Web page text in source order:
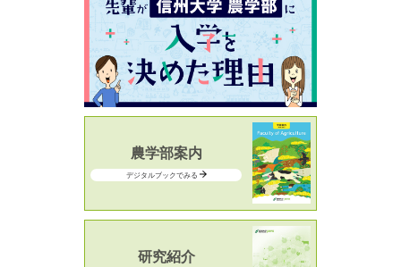
農学部案内
デジタルブックでみる
研究紹介